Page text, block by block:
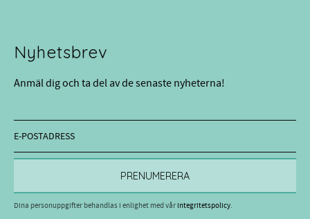
Nyhetsbrev
Anmäl dig och ta del av de senaste nyheterna!
PRENUMERERA
Dina personuppgifter behandlas i enlighet med vårintegritetspolicy.